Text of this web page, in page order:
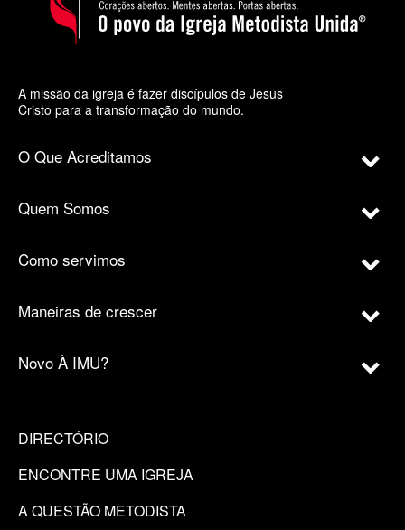
A missão da igreja é fazer discípulos de Jesus
Cristo para a transformação do mundo.
O Que Acreditamos
Quem Somos
Como servimos
Maneiras de crescer
Novo À IMU?
DIRECTÓRIO
ENCONTRE UMA IGREJA
A QUESTÃO METODISTA